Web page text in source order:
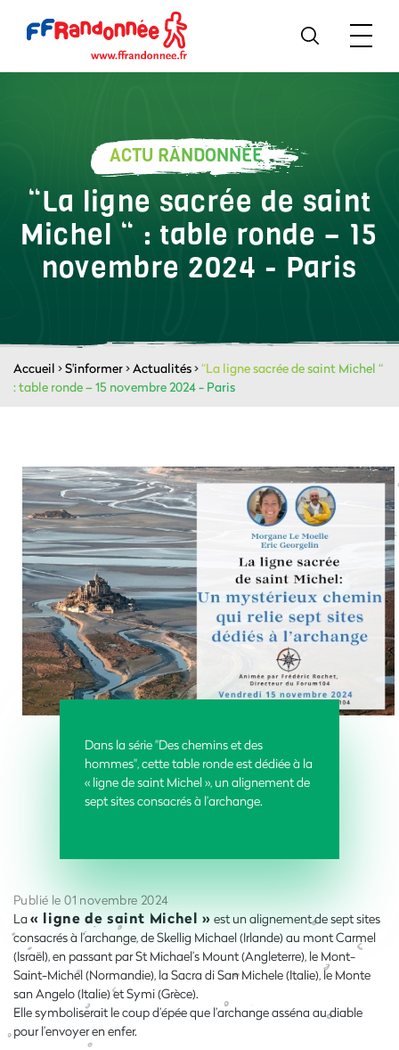
ACTU RANDONNÉE
“La ligne sacrée de saint
Michel “ : table ronde – 15
novembre 2024 - Paris
Accueil >S'informer>Actualités>“La ligne sacrée de saint Michel “
: table ronde – 15 novembre 2024 - Paris
Dans la série "Des chemins et des
hommes", cette table ronde est dédiée à la
« ligne de saint Michel », un alignement de
sept sites consacrés à l’archange.
Publié le 01 novembre 2024
La « ligne de saint Michel » est un alignement de sept sites
consacrés à l’archange, de Skellig Michael (Irlande) au mont Carmel
(Israël), en passant par St Michael’s Mount (Angleterre), le Mont-
Saint-Michel (Normandie), la Sacra di San Michele (Italie), le Monte
san Angelo (Italie) et Symi (Grèce).
Elle symboliserait le coup d’épée que l’archange asséna au diable
pour l’envoyer en enfer.